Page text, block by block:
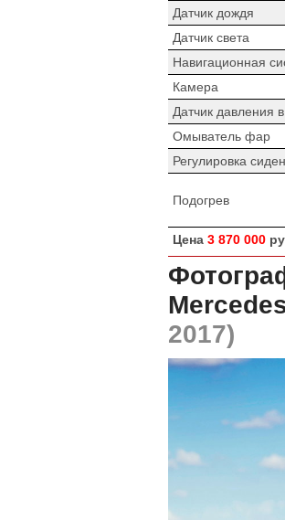
Датчик дождя
Датчик света
Навигационная
Камера
Датчик давления
Омыватель фар
Регулировка
Подогрев
Цена 3 870 000
2017)